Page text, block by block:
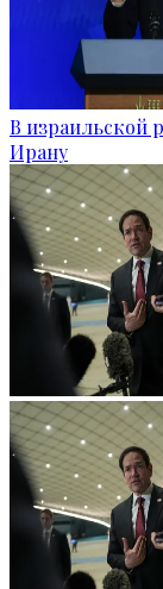
В израильской
Ирану